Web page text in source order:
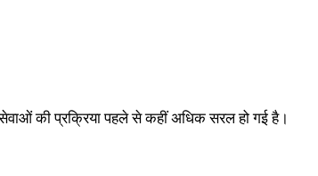
की प्रक्रिया पहले से कहीं अधिक सरल हो गई है।